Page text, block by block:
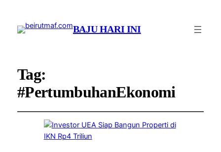
BAJU HARI INI
Tag:
#PertumbuhanEkonomi